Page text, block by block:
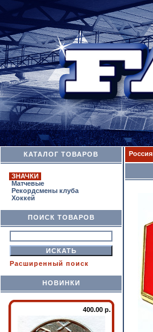
КАТАЛОГ ТОВАРОВ
ЗНАЧКИ
Матчевые
Рекордсмены клуба
Хоккей
ПОИСК ТОВАРОВ
Расширенный поиск
НОВИНКИ
400.00 р.
Россия